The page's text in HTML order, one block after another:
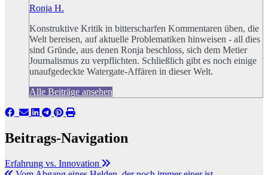
Ronja H.
Konstruktive Kritik in bitterscharfen Kommentaren üben, die
Welt bereisen, auf aktuelle Problematiken hinweisen - all dies
sind Gründe, aus denen Ronja beschloss, sich dem Metier
Journalismus zu verpflichten. Schließlich gibt es noch einige
unaufgedeckte Watergate-Affären in dieser Welt.
Alle Beiträge ansehen
Beitrags-Navigation
Erfahrung vs. Innovation